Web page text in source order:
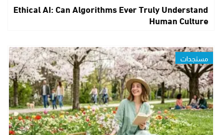
Ethical AI: Can Algorithms Ever Truly Understand
Human Culture
مستجدات